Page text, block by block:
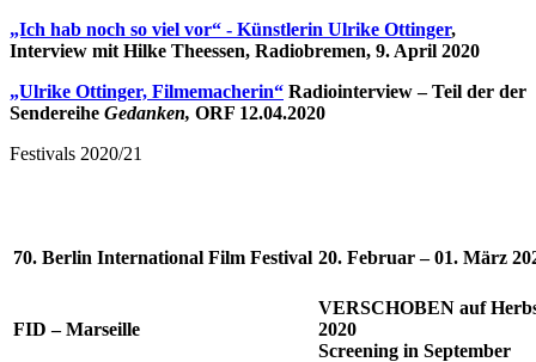
„Ich hab noch so viel vor“ - Künstlerin Ulrike Ottinger,
Interview mit Hilke Theessen, Radiobremen, 9. April 2020
„Ulrike Ottinger, Filmemacherin“ Radiointerview – Teil der der
Sendereihe Gedanken, ORF 12.04.2020
Festivals 2020/21
70. Berlin International Film Festival 20. Februar – 01. März
FID – Marseille
VERSCHOBEN auf
2020
Screening in September